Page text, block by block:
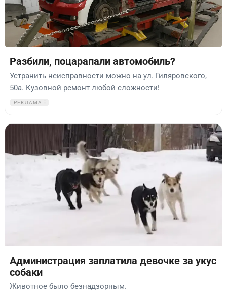
Разбили, поцарапали автомобиль?
Устранить неисправности можно на ул. Гиляровского,
50а. Кузовной ремонт любой сложности!
РЕКЛАМА
Администрация заплатила девочке за укус
собаки
Животное было безнадзорным.